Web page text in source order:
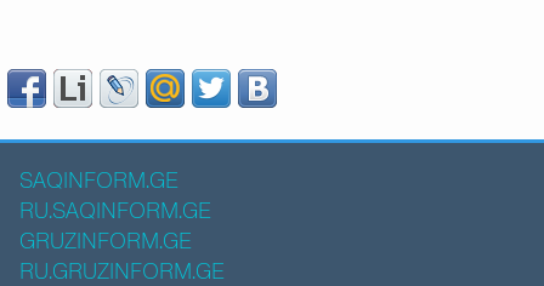
SAQINFORM.GE
RU.SAQINFORM.GE
GRUZINFORM.GE
RU.GRUZINFORM.GE